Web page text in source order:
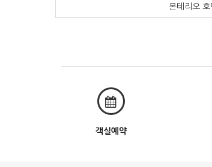
몬테리오
객실예약